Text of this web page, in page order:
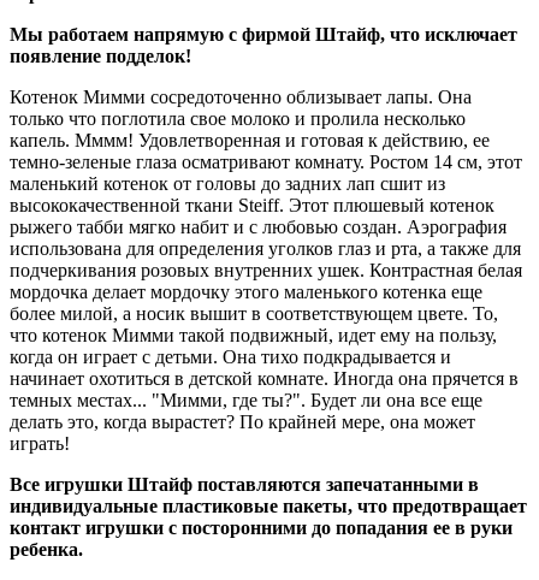
Мы работаем напрямую с фирмой Штайф, что исключает
появление подделок!
Котенок Мимми сосредоточенно облизывает лапы. Она
только что поглотила свое молоко и пролила несколько
капель. Мммм! Удовлетворенная и готовая к действию, ее
темно-зеленые глаза осматривают комнату. Ростом 14 см, этот
маленький котенок от головы до задних лап сшит из
высококачественной ткани Steiff. Этот плюшевый котенок
рыжего табби мягко набит и с любовью создан. Аэрография
использована для определения уголков глаз и рта, а также для
подчеркивания розовых внутренних ушек. Контрастная белая
мордочка делает мордочку этого маленького котенка еще
более милой, а носик вышит в соответствующем цвете. То,
что котенок Мимми такой подвижный, идет ему на пользу,
когда он играет с детьми. Она тихо подкрадывается и
начинает охотиться в детской комнате. Иногда она прячется в
темных местах... "Мимми, где ты?". Будет ли она все еще
делать это, когда вырастет? По крайней мере, она может
играть!
Все игрушки Штайф поставляются запечатанными в
индивидуальные пластиковые пакеты, что предотвращает
контакт игрушки с посторонними до попадания ее в руки
ребенка.